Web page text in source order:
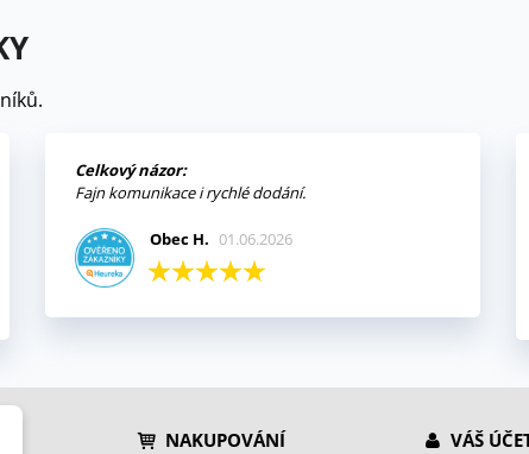
Celkový názor:
Fajn komunikace i rychlé dodání.
Obec H. 01.06.2026
NAKUPOVÁNÍ VÁŠ